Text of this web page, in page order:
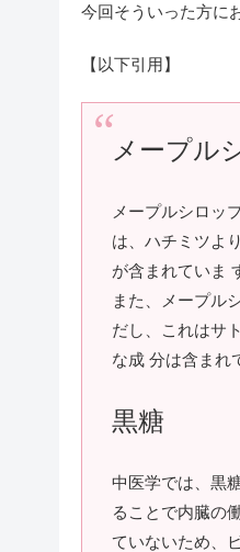
今回そういった方に
【以下引用】
メープル
メープルシロッ
は、ハチミツよ
が含まれていま
また、メープル
だし、これはサ
な成 分は含まれ
黒糖
中医学では、黒
ることで内臓の
ていないため、